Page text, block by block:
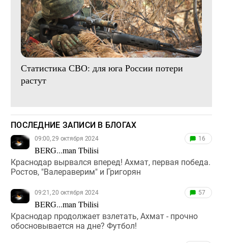
Статистика СВО: для юга России потери
растут
ПОСЛЕДНИЕ ЗАПИСИ В БЛОГАХ
09:00, 29 октября 2024
BERG...man Tbilisi
16
Краснодар вырвался вперед! Ахмат, первая победа.
Ростов, "Валераверим" и Григорян
09:21, 20 октября 2024
BERG...man Tbilisi
57
Краснодар продолжает взлетать, Ахмат - прочно
обосновывается на дне? Футбол!